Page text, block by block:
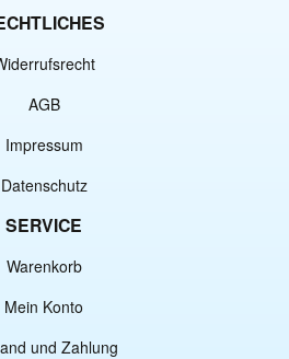
AGB
Impressum
Datenschutz
SERVICE
Warenkorb
Mein Konto
und Zahlung